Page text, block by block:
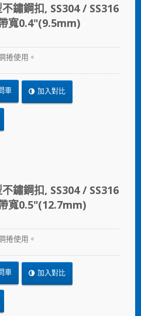
鏽鋼扣, SS304 / SS316
寬0.4"(9.5mm)
捲使用。
車 加入對比
鏽鋼扣, SS304 / SS316
寬0.5"(12.7mm)
捲使用。
車 加入對比